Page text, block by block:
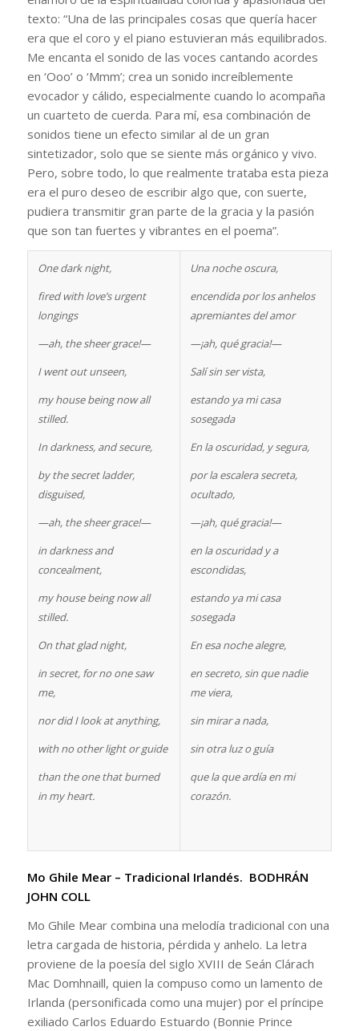
texto: “Una de las principales cosas que quería hacer
era que el coro y el piano estuvieran más equilibrados.
Me encanta el sonido de las voces cantando acordes
en ‘Ooo’ o ‘Mmm’; crea un sonido increíblemente
evocador y cálido, especialmente cuando lo acompaña
un cuarteto de cuerda. Para mí, esa combinación de
sonidos tiene un efecto similar al de un gran
sintetizador, solo que se siente más orgánico y vivo.
Pero, sobre todo, lo que realmente trataba esta pieza
era el puro deseo de escribir algo que, con suerte,
pudiera transmitir gran parte de la gracia y la pasión
que son tan fuertes y vibrantes en el poema”.
One dark night,
fired with love’s urgent
longings
—ah, the sheer grace!—
I went out unseen,
my house being now all
stilled.
In darkness, and secure,
by the secret ladder,
disguised,
—ah, the sheer grace!—
in darkness and
concealment,
my house being now all
stilled.
On that glad night,
in secret, for no one saw
me,
nor did I look at anything,
with no other light or guide
than the one that burned
in my heart.
Una noche oscura,
encendida por los anhelos
apremiantes del amor
—¡ah, qué gracia!—
Salí sin ser vista,
estando ya mi casa
sosegada
En la oscuridad, y segura,
por la escalera secreta,
ocultado,
—¡ah, qué gracia!—
en la oscuridad y a
escondidas,
estando ya mi casa
sosegada
En esa noche alegre,
en secreto, sin que nadie
me viera,
sin mirar a nada,
sin otra luz o guía
que la que ardía en mi
corazón.
Mo Ghile Mear – Tradicional Irlandés. BODHRÁN
JOHN COLL
Mo Ghile Mear combina una melodía tradicional con una
letra cargada de historia, pérdida y anhelo. La letra
proviene de la poesía del siglo XVIII de Seán Clárach
Mac Domhnaill, quien la compuso como un lamento de
Irlanda (personificada como una mujer) por el príncipe
exiliado Carlos Eduardo Estuardo (Bonnie Prince